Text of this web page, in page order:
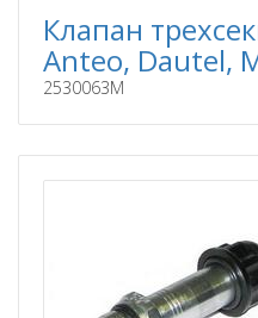
Клапан
Anteo, Dautel,
2530063M